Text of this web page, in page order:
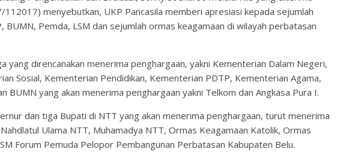
112017) menyebutkan, UKP Pancasila memberi apresiasi kepada sejumlah
BUMN, Pemda, LSM dan sejumlah ormas keagamaan di wilayah perbatasan
yang direncanakan menerima penghargaan, yakni Kementerian Dalam Negeri,
Sosial, Kementerian Pendidikan, Kementerian PDTP, Kementerian Agama,
BUMN yang akan menerima penghargaan yakni Telkom dan Angkasa Pura I.
dan tiga Bupati di NTT yang akan menerima penghargaan, turut menerima
Ulama NTT, Muhamadya NTT, Ormas Keagamaan Katolik, Ormas
Forum Pemuda Pelopor Pembangunan Perbatasan Kabupaten Belu.